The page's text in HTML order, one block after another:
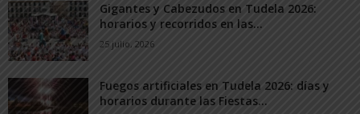
Gigantes y Cabezudos en Tudela 2026:
horarios y recorridos en las...
25 julio, 2026
Fuegos artificiales en Tudela 2026: días y
horarios durante las Fiestas...